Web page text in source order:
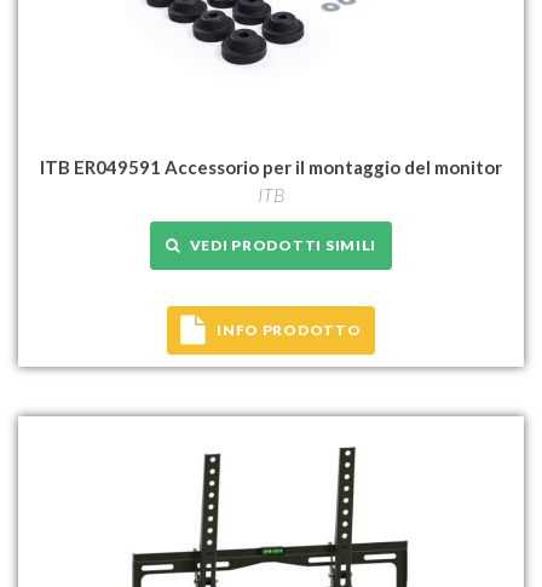
ITB ER049591 Accessorio per il montaggio del monitor
ITB
VEDI PRODOTTI SIMILI
INFO PRODOTTO